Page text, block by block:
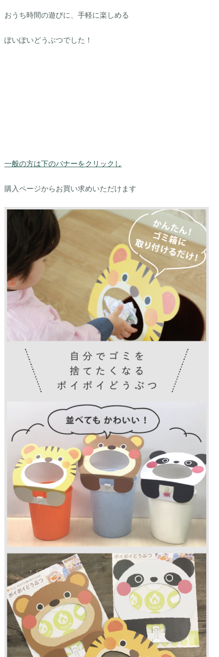
おうち時間の遊びに、手軽に楽しめる
ぽいぽいどうぶつでした！
一般の方は下のバナーをクリックし
購入ページからお買い求めいただけます